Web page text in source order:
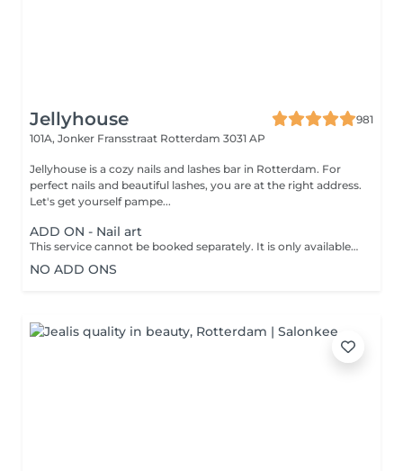
Jellyhouse
981
101A, Jonker Fransstraat Rotterdam 3031 AP
Jellyhouse is a cozy nails and lashes bar in Rotterdam. For
perfect nails and beautiful lashes, you are at the right address.
Let's get yourself pampe...
ADD ON - Nail art
This service cannot be booked separately. It is only available in combination with a nail service. Enhance your nails with custom designs, from subtle accents to bold, intricate art. We create looks that suit your style and any occasion!
NO ADD ONS